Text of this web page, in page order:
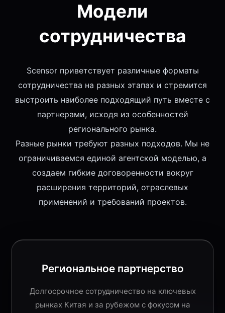
Модели
сотрудничества
Scensor приветствует различные форматы
сотрудничества на разных этапах и стремится
выстроить наиболее подходящий путь вместе с
партнерами, исходя из особенностей
регионального рынка.
Разные рынки требуют разных подходов. Мы не
ограничиваемся единой агентской моделью, а
создаем гибкие договоренности вокруг
расширения территорий, отраслевых
применений и требований проектов.
Региональное партнерство
Долгосрочное сотрудничество на ключевых
рынках Китая и за рубежом с фокусом на